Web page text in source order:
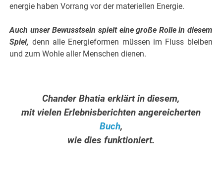
energie haben Vorrang vor der materiellen Energie.
Auch unser Bewusstsein spielt eine große Rolle in diesem
Spiel, denn alle Energieformen müssen im Fluss bleiben
und zum Wohle aller Menschen dienen.
Chander Bhatia erklärt in diesem,
mit vielen Er­leb­nis­berichten angereicherten
Buch,
wie dies funktioniert.